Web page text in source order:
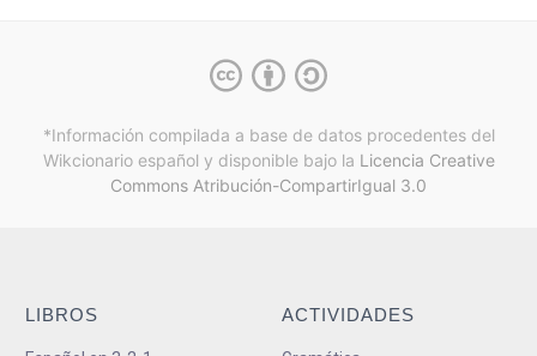
*Información compilada a base de datos procedentes del
Wikcionario español y disponible bajo la Licencia Creative
Commons Atribución-CompartirIgual 3.0
LIBROS ACTIVIDADES